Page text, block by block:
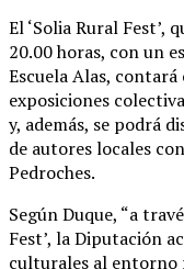
El ‘Solia Rural Fest’,
20.00 horas, con un
Escuela Alas,
exposiciones
y, además, se podrá
de autores locales
Pedroches.
Según Duque, “a
Fest’, la Diputación
culturales al entorno